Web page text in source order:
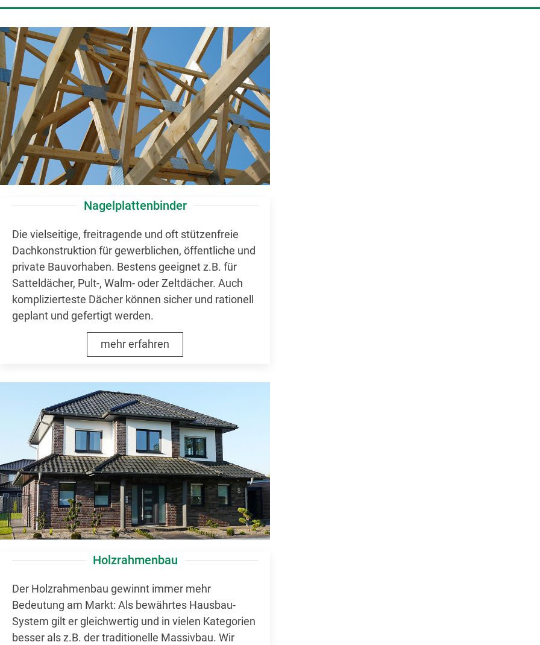
Nagelplattenbinder
Die vielseitige, freitragende und oft stützenfreie
Dachkonstruktion für gewerblichen, öffentliche und
private Bauvorhaben. Bestens geeignet z.B. für
Satteldächer, Pult-, Walm- oder Zeltdächer. Auch
komplizierteste Dächer können sicher und rationell
geplant und gefertigt werden.
mehr erfahren
Holzrahmenbau
Der Holzrahmenbau gewinnt immer mehr
Bedeutung am Markt: Als bewährtes Hausbau-
System gilt er gleichwertig und in vielen Kategorien
besser als z.B. der traditionelle Massivbau. Wir